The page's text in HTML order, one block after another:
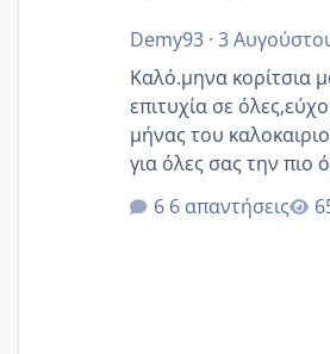
Demy93· 3
Καλό.μηνα κορίτσια
επιτυχία σε
μήνας του
για όλες σας την πιο
@Elk @Melikara86
@Zenia z @melitiniღ
6 απαντήσεις